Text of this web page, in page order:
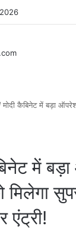
मोदी कैबिनेट में बड़ा
में
मिलेगा
एंट्री!